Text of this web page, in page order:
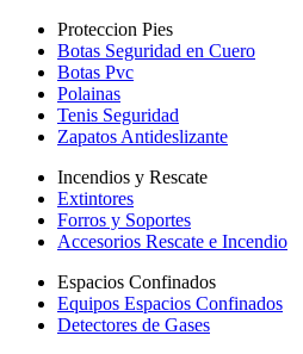
Proteccion Pies
Botas Seguridad en Cuero
Botas Pvc
Polainas
Tenis Seguridad
Zapatos Antideslizante
Incendios y Rescate
Extintores
Forros y Soportes
Accesorios Rescate e Incendio
Espacios Confinados
Equipos Espacios Confinados
Detectores de Gases